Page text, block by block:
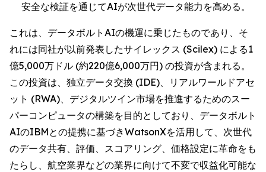
安全な検証を通じてAIが次世代データ能力を高める。
これは、データボルトAIの機運に乗じたものであり、そ
れには同社が以前発表したサイレックス (Scilex) による1
億5,000万ドル (約220億6,000万円) の投資が含まれる。
この投資は、独立データ交換 (IDE)、リアルワールドアセ
ット (RWA)、デジタルツイン市場を推進するためのスー
パーコンピュータの構築を目的としており、データボルト
AIのIBMとの提携に基づきWatsonXを活用して、次世代
のデータ共有、評価、スコアリング、価格設定に革命をも
たらし、航空業界などの業界に向けて不変で収益化可能な